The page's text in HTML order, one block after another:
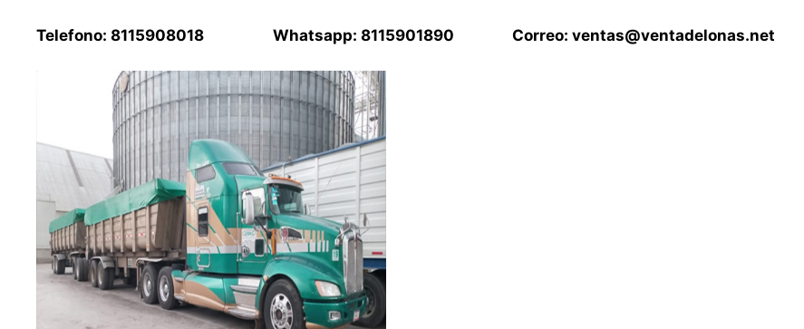
Telefono: 8115908018 Whatsapp: 8115901890 Correo: ventas@ventadelonas.net